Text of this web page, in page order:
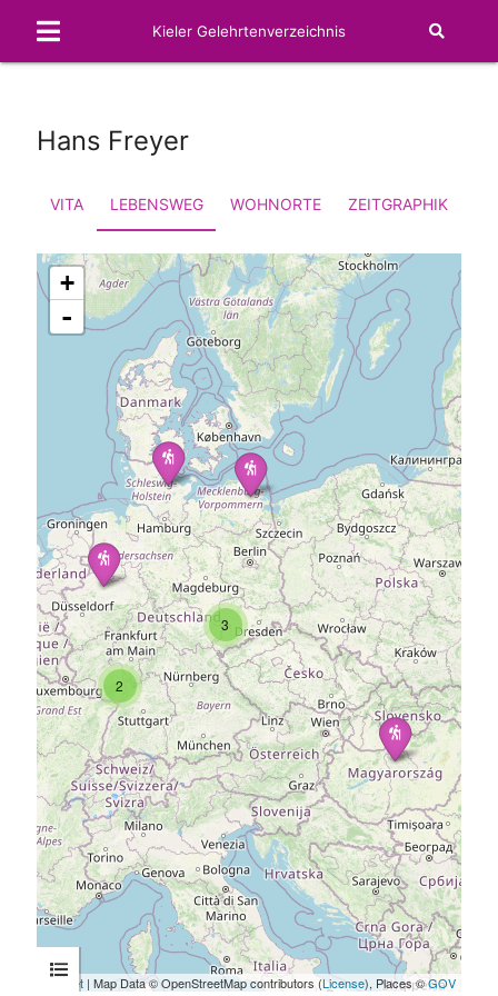
Kieler Gelehrtenverzeichnis
Hans Freyer
VITA LEBENSWEG WOHNORTE ZEITGRAPHIK
2
3
+
-
Leaflet | Map Data © OpenStreetMap contributors (License), Places ©GOV